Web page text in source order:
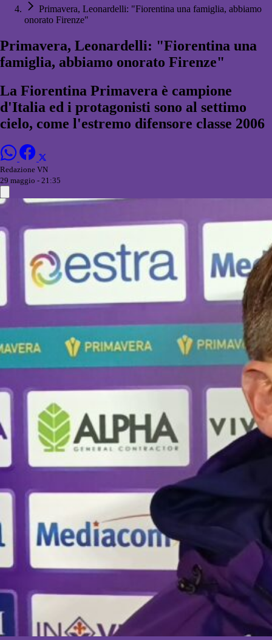
Primavera, Leonardelli: "Fiorentina una famiglia, abbiamo
onorato Firenze"
Primavera, Leonardelli: "Fiorentina una
famiglia, abbiamo onorato Firenze"
La Fiorentina Primavera è campione
d'Italia ed i protagonisti sono al settimo
cielo, come l'estremo difensore classe 2006
Redazione VN
29 maggio - 21:35